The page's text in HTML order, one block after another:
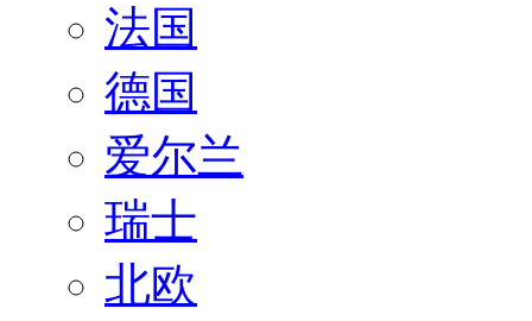
法国
德国
爱尔兰
瑞士
北欧